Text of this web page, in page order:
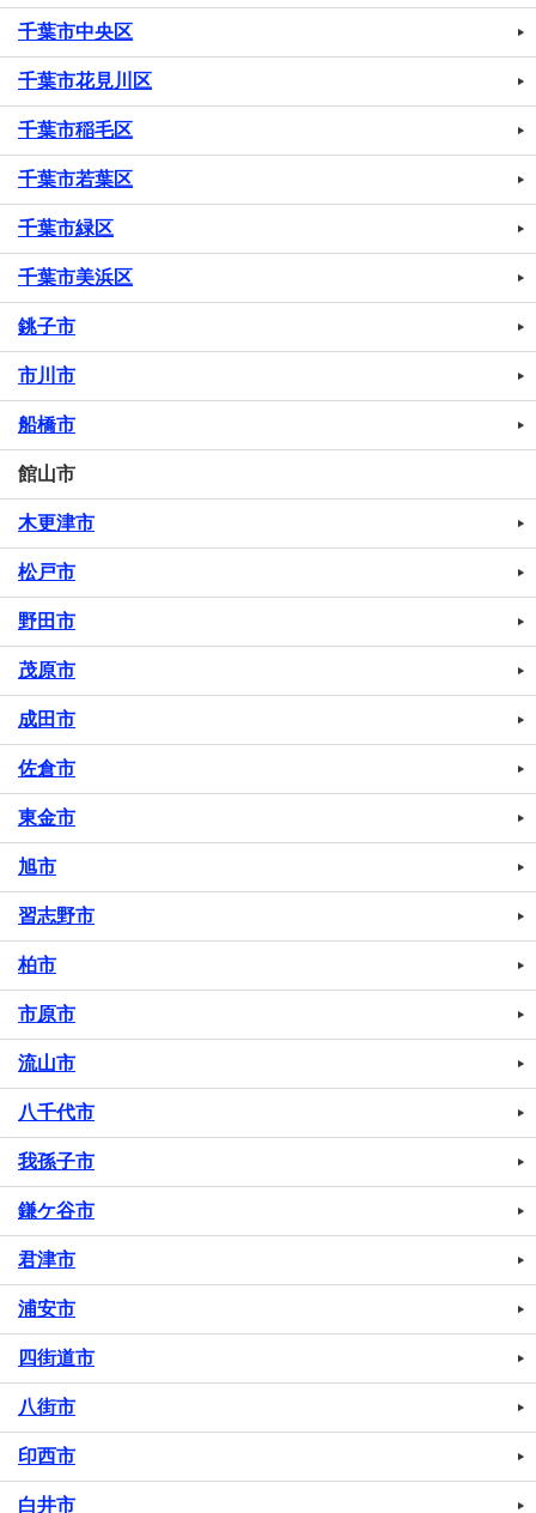
千葉市中央区
千葉市花見川区
千葉市稲毛区
千葉市若葉区
千葉市緑区
千葉市美浜区
銚子市
市川市
船橋市
館山市
木更津市
松戸市
野田市
茂原市
成田市
佐倉市
東金市
旭市
習志野市
柏市
市原市
流山市
八千代市
我孫子市
鎌ケ谷市
君津市
浦安市
四街道市
八街市
印西市
白井市